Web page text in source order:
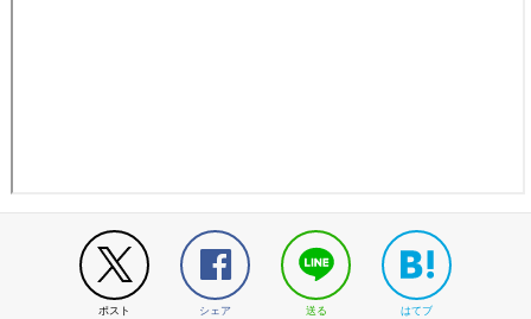
ポスト シェア 送る はてブ